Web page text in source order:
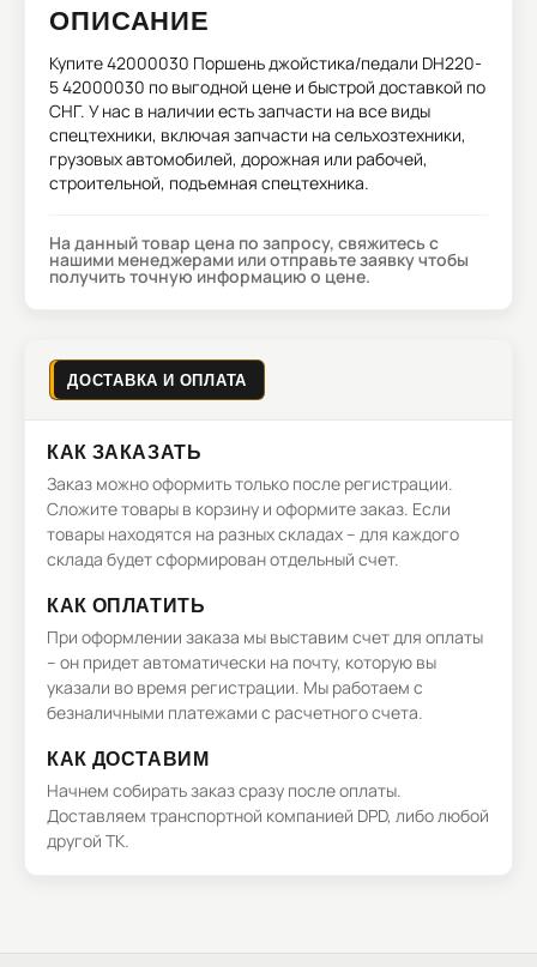
ОПИСАНИЕ
Купите42000030 Поршень джойстика/педали DH220-
5 42000030 по выгодной цене и быстрой доставкой по
СНГ. У нас в наличии есть запчасти на все виды
спецтехники, включая запчасти на сельхозтехники,
грузовых автомобилей, дорожная или рабочей,
строительной, подъемная спецтехника.
На данный товар цена по запросу, свяжитесь с
нашими менеджерами или отправьте заявку чтобы
получить точную информацию о цене.
ДОСТАВКА И ОПЛАТА
КАК ЗАКАЗАТЬ
Заказ можно оформить только после регистрации.
Сложите товары в корзину и оформите заказ. Если
товары находятся на разных складах – для каждого
склада будет сформирован отдельный счет.
КАК ОПЛАТИТЬ
При оформлении заказа мы выставим счет для оплаты
– он придет автоматически на почту, которую вы
указали во время регистрации. Мы работаем с
безналичными платежами с расчетного счета.
КАК ДОСТАВИМ
Начнем собирать заказ сразу после оплаты.
Доставляем транспортной компанией DPD, либо любой
другой ТК.